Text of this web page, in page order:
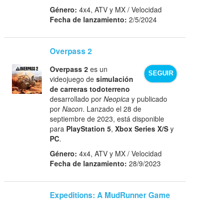
Género: 4x4, ATV y MX / Velocidad
Fecha de lanzamiento: 2/5/2024
Overpass 2
SEGUIR
Overpass 2 es un
videojuego desimulación
de carreras todoterreno
desarrollado porNeopica y publicado
porNacon. Lanzado el 28 de
septiembre de 2023, está disponible
para PlayStation 5,Xbox Series X/S y
PC.
Género: 4x4, ATV y MX / Velocidad
Fecha de lanzamiento: 28/9/2023
Expeditions: A MudRunner Game